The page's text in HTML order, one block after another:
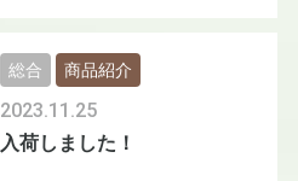
入荷しました！
2023.11.25
総合 商品紹介